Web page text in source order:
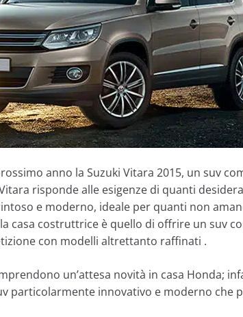
anno la Suzuki Vitara 2015, un suv
risponde alle esigenze di quanti
e moderno, ideale per quanti non
casa costruttrice è quello di offrire un suv
con modelli altrettanto raffinati .
un’attesa novità in casa Honda;
particolarmente innovativo e moderno che